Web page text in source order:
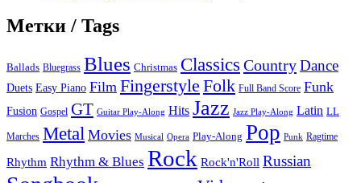
Метки / Tags
Ballads Bluegrass Blues Christmas Classics CountryDance
Duets Easy Piano Film Fingerstyle Folk Full Band Score Funk
Fusion Gospel GT Guitar Play-Along Hits Jazz Jazz Play-Along Latin LL
Marches Metal Movies Musical Opera Play-Along Pop Punk Ragtime
Rhythm Rhythm & Blues Rock Rock'n'Roll Russian